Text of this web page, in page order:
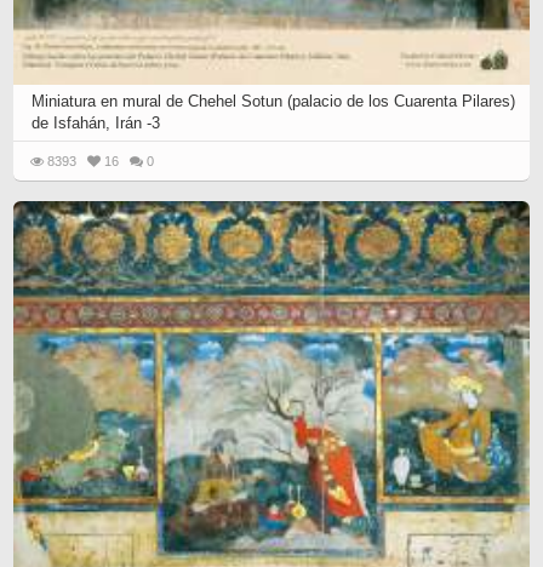
Miniatura en mural de Chehel Sotun (palacio de los Cuarenta Pilares)
de Isfahán, Irán -3
8393 16 0